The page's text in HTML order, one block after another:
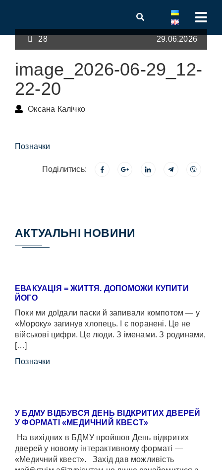
28 29.06.2026
image_2026-06-29_12-
22-20
Оксана Калічко
Позначки
Поділитись:
АКТУАЛЬНІ НОВИНИ
ЕВАКУАЦІЯ = ЖИТТЯ. ДОПОМОЖИ КУПИТИ
ЙОГО
Поки ми доїдали паски й запивали компотом — у
«Мороку» загинув хлопець. І є поранені. Це не
військові цифри. Це люди. З іменами. З родинами,
[…]
Позначки
У БДМУ ВІДБУВСЯ ДЕНЬ ВІДКРИТИХ ДВЕРЕЙ
У ФОРМАТІ «МЕДИЧНИЙ КВЕСТ»
На вихідних в БДМУ пройшов День відкритих
дверей у новому інтерактивному форматі —
«Медичний квест». Захід дав можливість